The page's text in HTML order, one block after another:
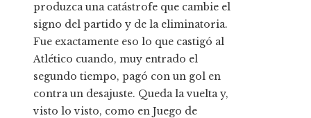
produzca una catástrofe que cambie el
signo del partido y de la eliminatoria.
Fue exactamente eso lo que castigó al
Atlético cuando, muy entrado el
segundo tiempo, pagó con un gol en
contra un desajuste. Queda la vuelta y,
visto lo visto, como en Juego de